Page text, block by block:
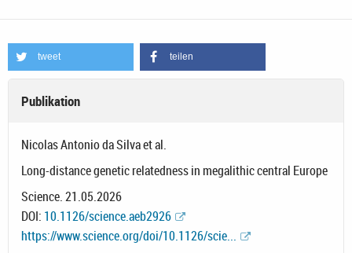
tweet teilen
Publikation
Nicolas Antonio da Silva et al.
Long-distance genetic relatedness in megalithic central Europe
Science. 21.05.2026
DOI: 10.1126/science.aeb2926
https://www.science.org/doi/10.1126/scie...